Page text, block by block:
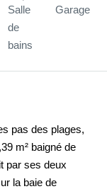
Salle
de
bains
Garage
pas des plages,
m² baigné de
par ses deux
la baie de